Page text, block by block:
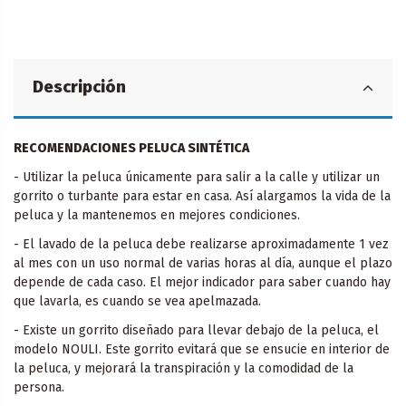
Descripción
RECOMENDACIONES PELUCA SINTÉTICA
- Utilizar la peluca únicamente para salir a la calle y utilizar un
gorrito o turbante para estar en casa. Así alargamos la vida de la
peluca y la mantenemos en mejores condiciones.
- El lavado de la peluca debe realizarse aproximadamente 1 vez
al mes con un uso normal de varias horas al día, aunque el plazo
depende de cada caso. El mejor indicador para saber cuando hay
que lavarla, es cuando se vea apelmazada.
- Existe un gorrito diseñado para llevar debajo de la peluca, el
modelo NOULI. Este gorrito evitará que se ensucie en interior de
la peluca, y mejorará la transpiración y la comodidad de la
persona.